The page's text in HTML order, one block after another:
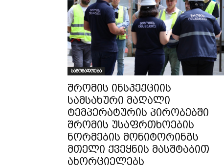
საზოგადოება
შრომის ინსპექციის
სამსახური მაღალი
ტემპერატურის პირობებში
შრომის უსაფრთხოების
ნორმების მონიტორინგს
მთელი ქვეყნის მასშტაბით
ახორციელებს